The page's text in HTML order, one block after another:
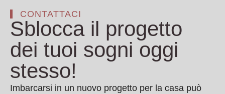
CONTATTACI
Sblocca il progetto
dei tuoi sogni oggi
stesso!
Imbarcarsi in un nuovo progetto per la casa può